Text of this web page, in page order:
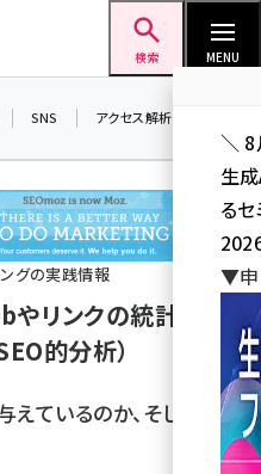
検索 MENU
SNS アクセス解析／データ分析
グの実践情報
リンクの統計デー
的分析）
ているのか、そして、イ
＼ 8
生
る
▼申